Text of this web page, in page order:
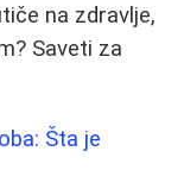
na zdravlje,
Saveti za
Šta je